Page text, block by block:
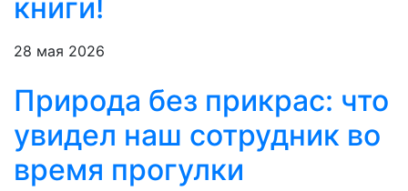
книги!
28 мая 2026
Природа без прикрас: что
увидел наш сотрудник во
время прогулки